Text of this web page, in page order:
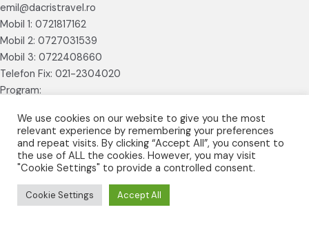
emil@dacristravel.ro
Mobil 1: 0721817162
Mobil 2: 0727031539
Mobil 3: 0722408660
Telefon Fix: 021-2304020
Program:
© 2026 Dacris Travel powered by
We use cookies on our website to give you the most
relevant experience by remembering your preferences
and repeat visits. By clicking “Accept All”, you consent to
the use of ALL the cookies. However, you may visit
"Cookie Settings" to provide a controlled consent.
Cookie Settings Accept All